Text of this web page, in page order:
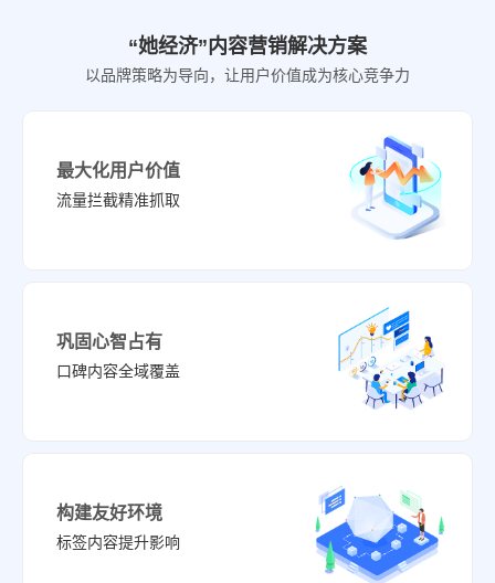
“她经济”内容营销解决方案
以品牌策略为导向，让用户价值成为核心竞争力
最大化用户价值
流量拦截精准抓取
巩固心智占有
口碑内容全域覆盖
构建友好环境
标签内容提升影响